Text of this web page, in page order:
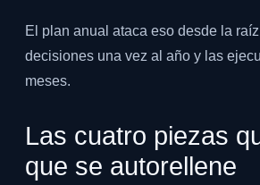
El plan anual ataca eso desde la
decisiones una vez al año y las
meses.
Las cuatro piezas
que se autorellene